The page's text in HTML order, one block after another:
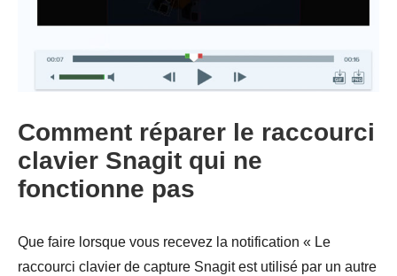
Comment réparer le raccourci
clavier Snagit qui ne
fonctionne pas
Que faire lorsque vous recevez la notification « Le
raccourci clavier de capture Snagit est utilisé par un autre